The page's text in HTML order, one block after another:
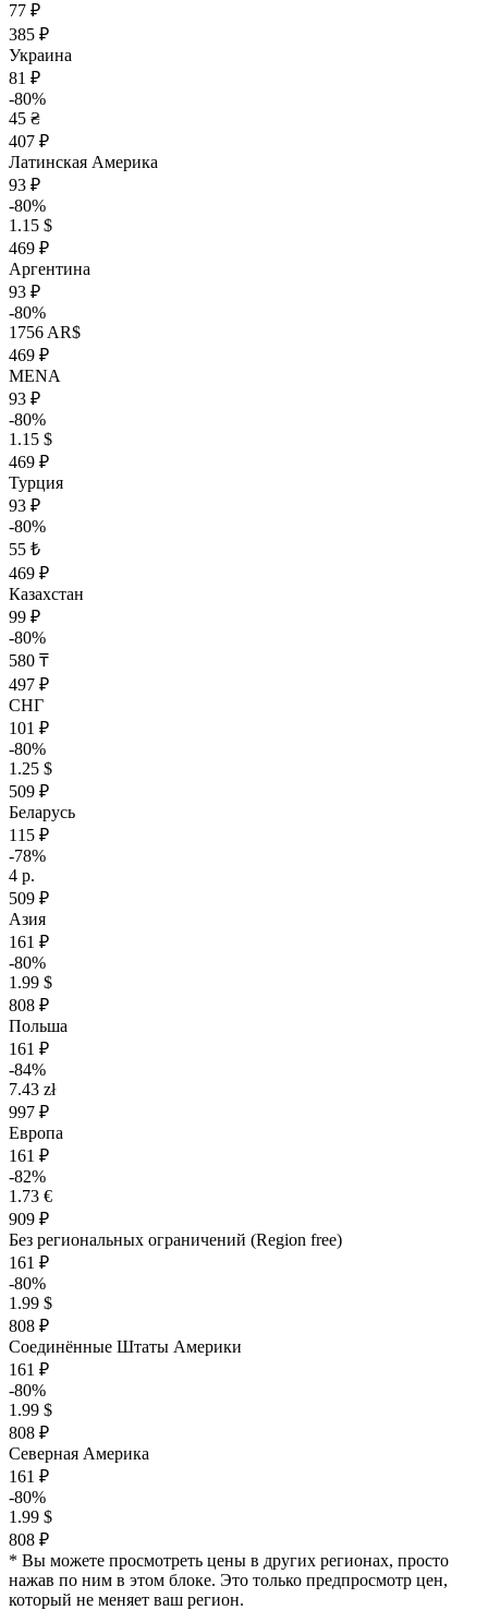
77 ₽
385 ₽
Украина
81 ₽
-80%
45 ₴
407 ₽
Латинская Америка
93 ₽
-80%
1.15 $
469 ₽
Аргентина
93 ₽
-80%
1756 AR$
469 ₽
MENA
93 ₽
-80%
1.15 $
469 ₽
Турция
93 ₽
-80%
55 ₺
469 ₽
Казахстан
99 ₽
-80%
580 ₸
497 ₽
СНГ
101 ₽
-80%
1.25 $
509 ₽
Беларусь
115 ₽
-78%
4 р.
509 ₽
Азия
161 ₽
-80%
1.99 $
808 ₽
Польша
161 ₽
-84%
7.43 zł
997 ₽
Европа
161 ₽
-82%
1.73 €
909 ₽
Без региональных ограничений (Region free)
161 ₽
-80%
1.99 $
808 ₽
Соединённые Штаты Америки
161 ₽
-80%
1.99 $
808 ₽
Северная Америка
161 ₽
-80%
1.99 $
808 ₽
* Вы можете просмотреть цены в других регионах, просто
нажав по ним в этом блоке. Это только предпросмотр цен,
который не меняет ваш регион.